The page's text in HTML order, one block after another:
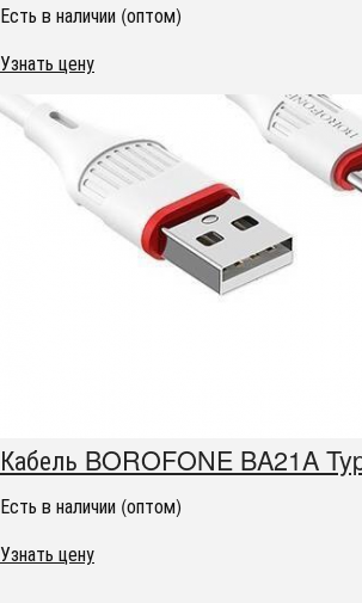
Есть в наличии (оптом)
Узнать цену
Кабель BOROFONE BA21A
Есть в наличии (оптом)
Узнать цену